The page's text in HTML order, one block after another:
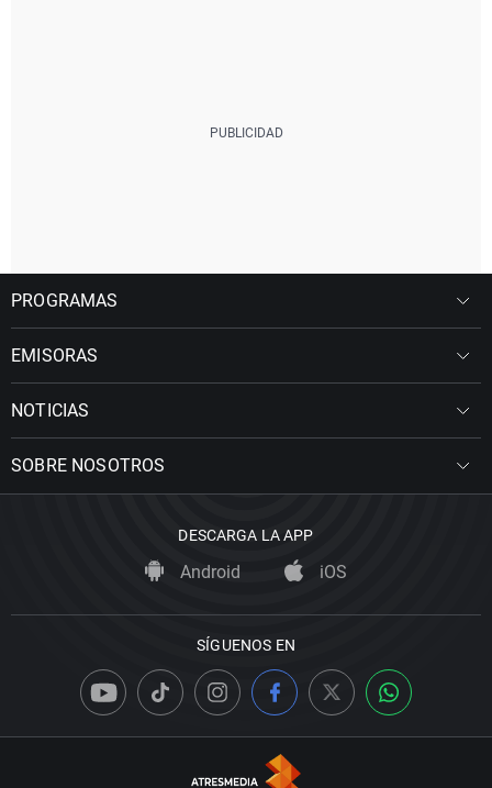
PROGRAMAS
EMISORAS
NOTICIAS
SOBRE NOSOTROS
DESCARGA LA APP
Android iOS
SÍGUENOS EN